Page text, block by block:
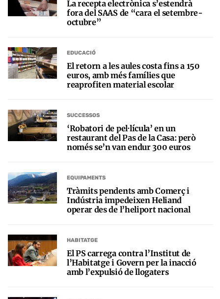
La recepta electrònica s’estendrà
fora del SAAS de “cara el setembre-
octubre”
EDUCACIÓ
El retorn a les aules costa fins a 150
euros, amb més famílies que
reaprofiten material escolar
SUCCESSOS
‘Robatori de pel·lícula’ en un
restaurant del Pas de la Casa: però
només se’n van endur 300 euros
EQUIPAMENTS
Tràmits pendents amb Comerç i
Indústria impedeixen Heliand
operar des de l’heliport nacional
HABITATGE
El PS carrega contra l’Institut de
l’Habitatge i Govern per la inacció
amb l’expulsió de llogaters